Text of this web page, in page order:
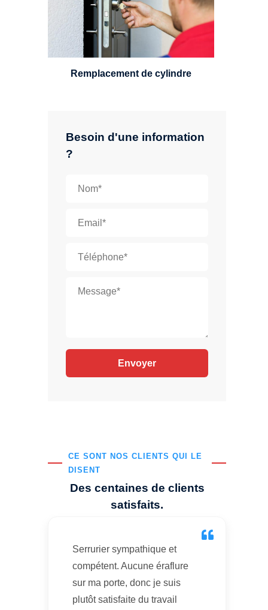
Besoin d'une information
?
CE SONT NOS CLIENTS QUI LE
DISENT
Des centaines de clients
satisfaits.
Serrurier sympathique et
compétent. Aucune éraflure
sur ma porte, donc je suis
plutôt satisfaite du travail
standard, à 5 leviers ou à 3
leviers, Mul-T-Lock ou encore
multipoints.
Remplacement de cylindre